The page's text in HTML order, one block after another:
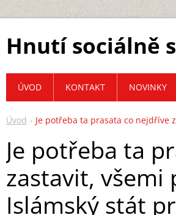
Hnutí sociálně
Úvod Je potřeba ta prasata co nejdříve
Je potřeba ta
zastavit, všemi
Islámský stát
ÚVOD KONTAKT NOVINKY